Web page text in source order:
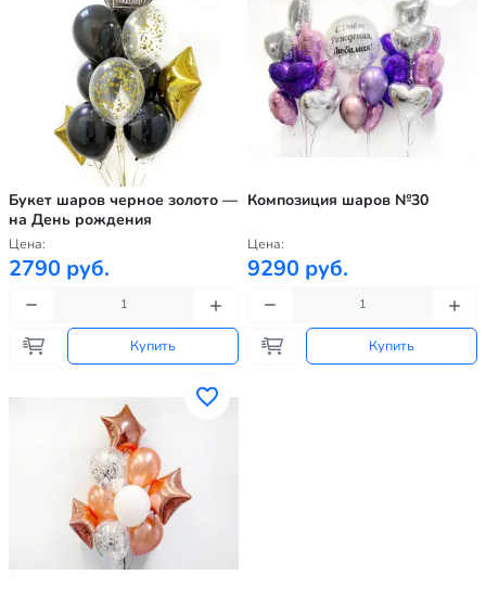
Букет шаров черное золото —
на День рождения
Цена:
2790 руб.
Купить
Композиция шаров №30
Цена:
9290 руб.
Купить